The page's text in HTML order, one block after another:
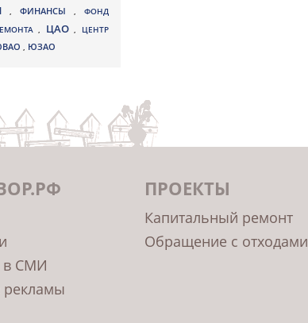
, ФИНАНСЫ , ФОНД
, ЦАО ,
ЦЕНТР
, ЮЗАО
в СМИ
ПРОЕКТЫ
Капитальный ремонт
Обращение с отходами